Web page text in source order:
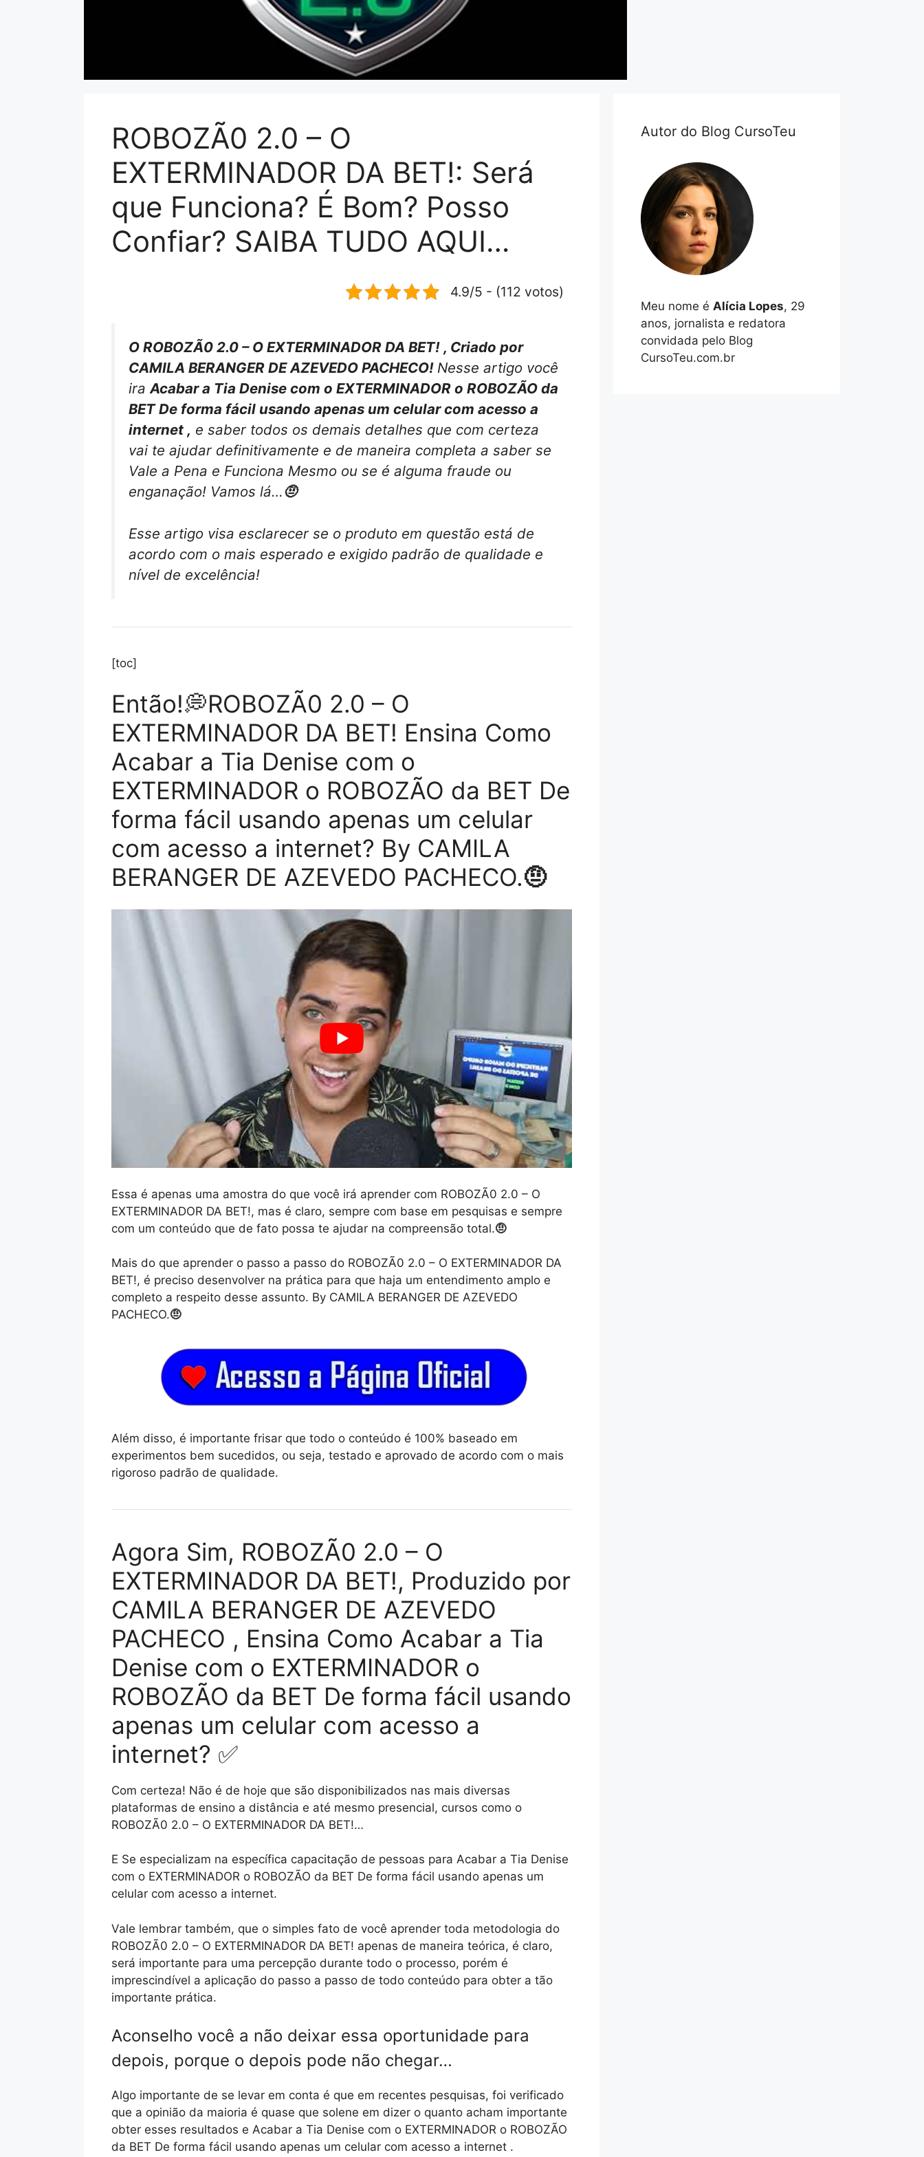
ROBOZÃ0 2.0 – O
EXTERMINADOR DA BET!: Será
que Funciona? É Bom? Posso
Confiar? SAIBA TUDO AQUI…
4.9/5 - (112 votos)
O ROBOZÃ0 2.0 – O EXTERMINADOR DA BET! , Criado por
CAMILA BERANGER DE AZEVEDO PACHECO! Nesse artigo você
iraAcabar a Tia Denise com o EXTERMINADOR o ROBOZÃO da
BET De forma fácil usando apenas um celular com acesso a
internet , e saber todos os demais detalhes que com certeza
vai te ajudar definitivamente e de maneira completa a saber se
Vale a Pena e Funciona Mesmo ou se é alguma fraude ou
enganação! Vamos lá…🤨
Esse artigo visa esclarecer se o produto em questão está de
acordo com o mais esperado e exigido padrão de qualidade e
nível de excelência!
[toc]
Então!💭ROBOZÃ0 2.0 – O
EXTERMINADOR DA BET! Ensina Como
Acabar a Tia Denise com o
EXTERMINADOR o ROBOZÃO da BET De
forma fácil usando apenas um celular
com acesso a internet? By CAMILA
BERANGER DE AZEVEDO PACHECO.🤨
Essa é apenas uma amostra do que você irá aprender com ROBOZÃ0 2.0 – O
EXTERMINADOR DA BET!, mas é claro, sempre com base em pesquisas e sempre
com um conteúdo que de fato possa te ajudar na compreensão total.🤨
Mais do que aprender o passo a passo do ROBOZÃ0 2.0 – O EXTERMINADOR DA
BET!, é preciso desenvolver na prática para que haja um entendimento amplo e
completo a respeito desse assunto. By CAMILA BERANGER DE AZEVEDO
PACHECO.🤨
Além disso, é importante frisar que todo o conteúdo é 100% baseado em
experimentos bem sucedidos, ou seja, testado e aprovado de acordo com o mais
rigoroso padrão de qualidade.
Agora Sim, ROBOZÃ0 2.0 – O
EXTERMINADOR DA BET!, Produzido por
CAMILA BERANGER DE AZEVEDO
PACHECO , Ensina Como Acabar a Tia
Denise com o EXTERMINADOR o
ROBOZÃO da BET De forma fácil usando
apenas um celular com acesso a
internet? ✅
Com certeza! Não é de hoje que são disponibilizados nas mais diversas
plataformas de ensino a distância e até mesmo presencial, cursos como o
ROBOZÃ0 2.0 – O EXTERMINADOR DA BET!…
E Se especializam na específica capacitação de pessoas para Acabar a Tia Denise
com o EXTERMINADOR o ROBOZÃO da BET De forma fácil usando apenas um
celular com acesso a internet.
Vale lembrar também, que o simples fato de você aprender toda metodologia do
ROBOZÃ0 2.0 – O EXTERMINADOR DA BET! apenas de maneira teórica, é claro,
será importante para uma percepção durante todo o processo, porém é
imprescindível a aplicação do passo a passo de todo conteúdo para obter a tão
importante prática.
Aconselho você a não deixar essa oportunidade para
depois, porque o depois pode não chegar…
Algo importante de se levar em conta é que em recentes pesquisas, foi verificado
que a opinião da maioria é quase que solene em dizer o quanto acham importante
obter esses resultados e Acabar a Tia Denise com o EXTERMINADOR o ROBOZÃO
da BET De forma fácil usando apenas um celular com acesso a internet .
Autor do Blog CursoTeu
Meu nome é Alícia Lopes, 29
anos, jornalista e redatora
convidada pelo Blog
CursoTeu.com.br